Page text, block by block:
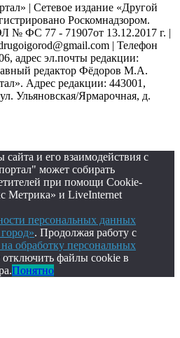
| Сетевое издание «Другой
Роскомнадзором.
№ ФС 77 - 71907от 13.12.2017 г. |
| Телефон
адрес эл.почты редакции:
редактор Фёдоров М.А.
Адрес редакции: 443001,
Ульяновская/Ярмарочная, д.
и его взаимодействия с
может собирать
при помощи Cookie-
Метрика» и LiveInternet
персональных данных
. Продолжая работу с
на обработку персональных
файлы cookie в
Понятно